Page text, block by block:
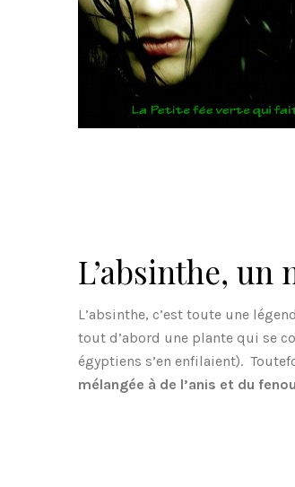
L’absinthe, un
L’absinthe, c’est toute une
tout d’abord une plante qui se
égyptiens s’en enfilaient).
mélangée à de l’anis et du